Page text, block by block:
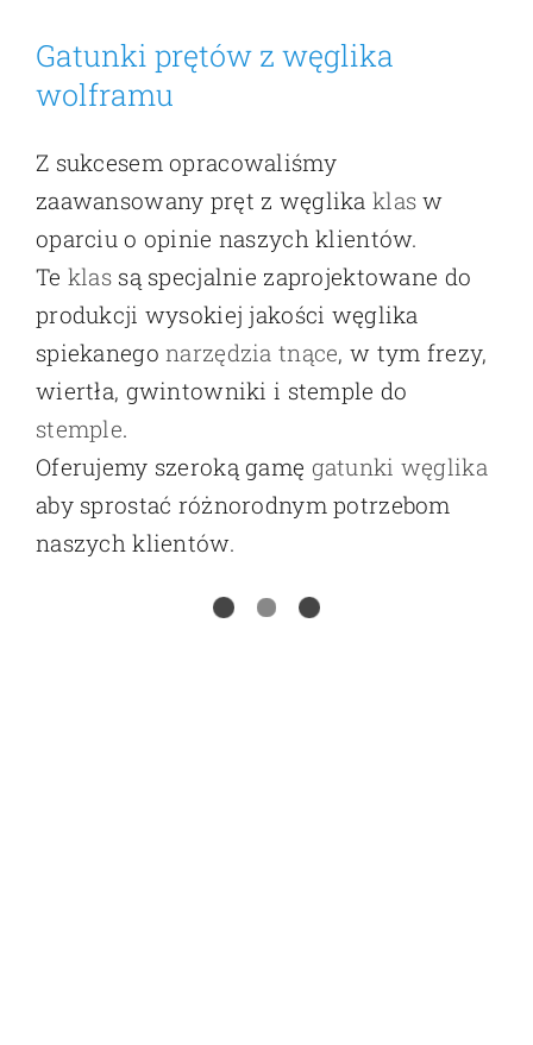
Gatunki prętów z węglika
wolframu
Z sukcesem opracowaliśmy
zaawansowany pręt z węglika klas w
oparciu o opinie naszych klientów.
Te klassą specjalnie zaprojektowane do
produkcji wysokiej jakości węglika
spiekanegonarzędzia tnące, w tym frezy,
wiertła, gwintowniki i stemple do
stemple.
Oferujemy szeroką gamę gatunki węglika
aby sprostać różnorodnym potrzebom
naszych klientów.